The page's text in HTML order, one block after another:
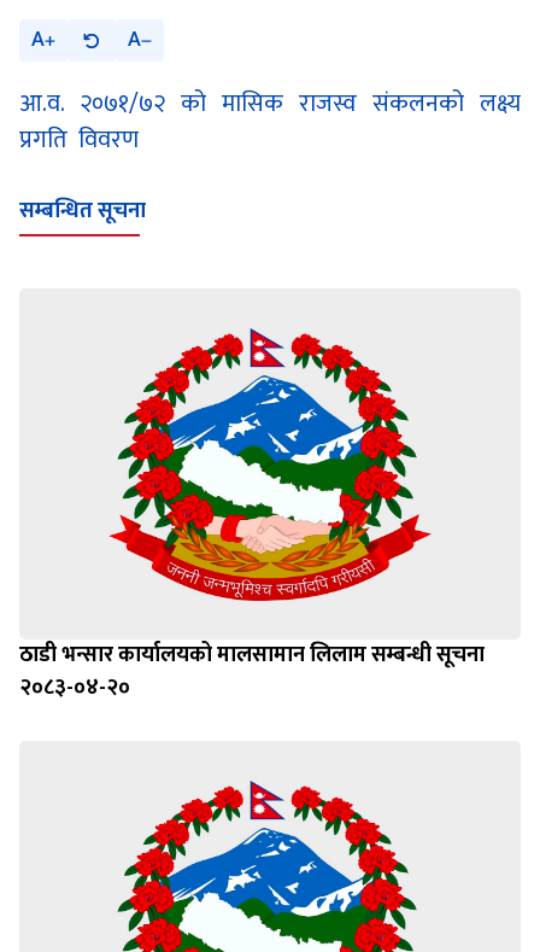
A A
आ.व. २०७१/७२ को मासिक राजस्व संकलनको लक्ष्य
प्रगति विवरण
सम्बन्धित सूचना
ठाडी भन्सार कार्यालयको मालसामान लिलाम सम्बन्धी सूचना
२०८३-०४-२०